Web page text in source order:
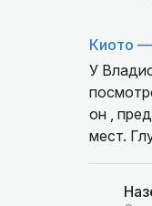
Киото —
У
посмотреть несколько мест, которые были включены в расписание. Его
он ,
мест. Глубокие знания истории, культуры, понимание ментальности населения, быта, религии и